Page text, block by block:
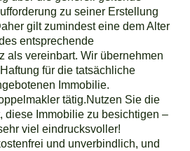
zu seiner Erstellung
gilt zumindest eine dem Alter
entsprechende
als vereinbart. Wir übernehmen
für die tatsächliche
Immobilie.
tätig.Nutzen Sie die
diese Immobilie zu besichtigen –
viel eindrucksvoller!
und unverbindlich, und